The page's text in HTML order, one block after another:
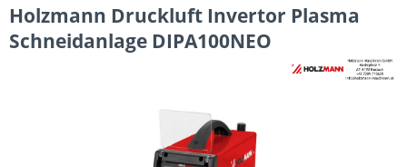
Holzmann Druckluft Invertor Plasma
Schneidanlage DIPA100NEO